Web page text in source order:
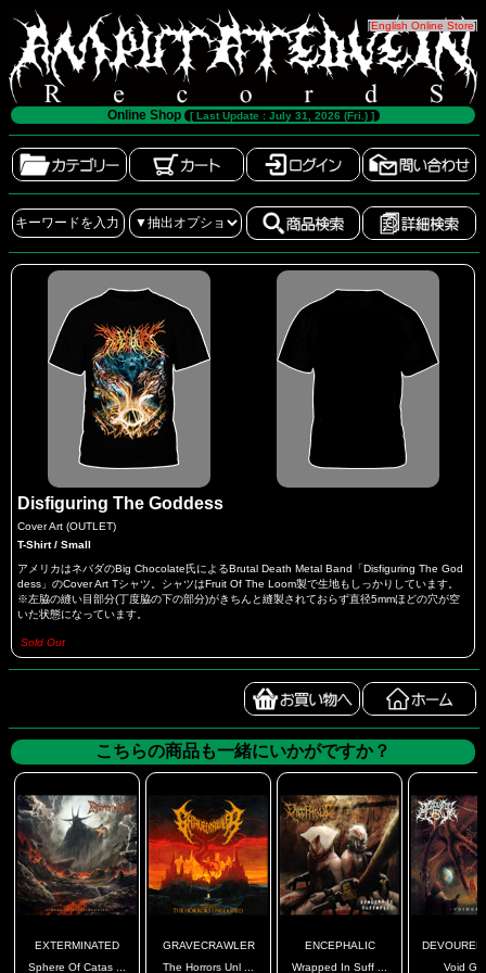
[English Online Store]
Online Shop [ Last Update : July 31, 2026 (Fri.) ]
Disfiguring The Goddess
Cover Art (OUTLET)
T-Shirt / Small
アメリカはネバダのBig Chocolate氏によるBrutal Death Metal Band「Disfiguring The God
dess」のCover Art Tシャツ。シャツはFruit Of The Loom製で生地もしっかりしています。
※左脇の縫い目部分(丁度脇の下の部分)がきちんと縫製されておらず直径5mmほどの穴が空
いた状態になっています。
Sold Out
こちらの商品も一緒にいかがですか？
EXTERMINATED
Sphere Of Catas ...
GRAVECRAWLER
The Horrors Unl ...
ENCEPHALIC
Wrapped In Suff ...
Void